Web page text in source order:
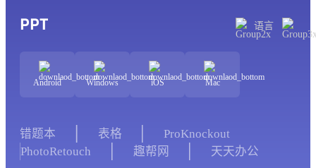
PPT 语言
Android Windows iOS Mac
错题本 表格
ProKnockout
PhotoRetouch
趣帮网 天天办公